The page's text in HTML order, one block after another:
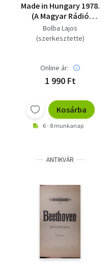
Tankönyv, segédkönyv
Társadalomtudomány
Történelem
Egyéb
Made in Hungary 1978.
(A Magyar Rádió
könnyűzenei
bemutató
Bolba Lajos
(szerkesztette)
Online ár:
1 990 Ft
Kosárba
6 - 8 munkanap
ANTIKVÁR